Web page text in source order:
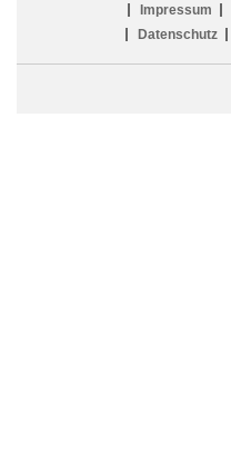
Impressum
Datenschutz